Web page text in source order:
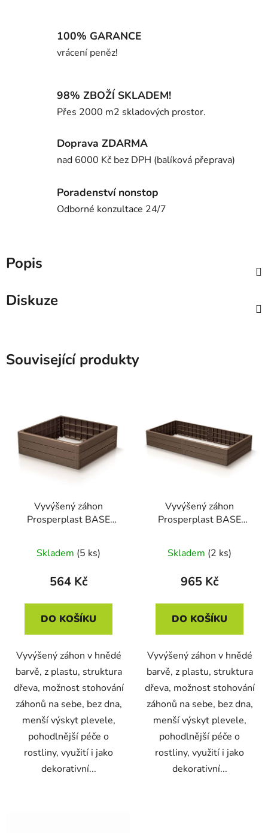
100% GARANCE
vrácení peněz!
98% ZBOŽÍ SKLADEM!
Přes 2000 m2 skladových prostor.
Doprava ZDARMA
nad 6000 Kč bez DPH (balíková přeprava)
Poradenství nonstop
Odborné konzultace 24/7
Popis
Diskuze
Související produkty
Vyvýšený záhon
Prosperplast BASE
Skladem (5 ks)
564 Kč
DO KOŠÍKU
Vyvýšený záhon v hnědé
barvě, z plastu, struktura
dřeva, možnost stohování
záhonů na sebe, bez dna,
menší výskyt plevele,
pohodlnější péče o
rostliny, využití i jako
dekorativní...
Vyvýšený záhon
Prosperplast BASE
Skladem (2 ks)
965 Kč
DO KOŠÍKU
Vyvýšený záhon v hnědé
barvě, z plastu, struktura
dřeva, možnost stohování
záhonů na sebe, bez dna,
menší výskyt plevele,
pohodlnější péče o
rostliny, využití i jako
dekorativní...